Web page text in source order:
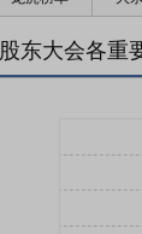
股东大会各重